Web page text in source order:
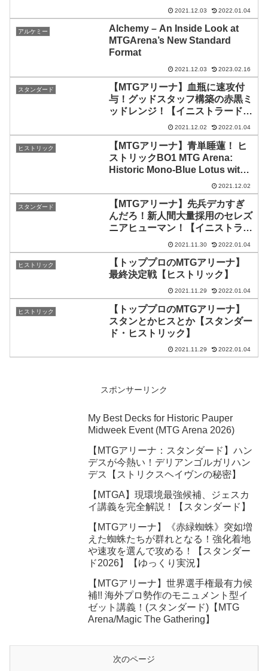
2021.12.03 2022.01.04
アルケミー
Alchemy – An Inside Look at
MTGArena’s New Standard
Format
2021.12.03 2023.02.16
スタンダード
【MTGアリーナ】血瓶に速攻付
与！グッドスタッフ構築の赤黒ミ
ッドレンジ！【イニストラード：
2021.12.02 2022.01.04
ヒストリック
【MTGアリーナ】青単睡蓮！ ヒ
ストリックBO1 MTG Arena:
Historic Mono-Blue Lotus with
Ali Aintrazi [Bo1 Format]2021.12.02
スタンダード
【MTGアリーナ】先兵デカすぎ
んだろ！新人間大量採用のセレズ
ニアヒューマン！【イニストラー
ド：真紅の契り】2021.11.30 2022.01.04
ヒストリック
【トッププロのMTGアリーナ】
最終決定戦【ヒストリック】
2021.11.29 2022.01.04
ヒストリック
【トッププロのMTGアリーナ】
スタンとかヒスとか【スタンダー
ド・ヒストリック】
2021.11.29 2022.01.04
スポンサーリンク
My Best Decks for Historic Pauper
Midweek Event (MTG Arena 2026)
【MTGアリーナ：スタンダード】ハン
デスが今熱い！デリアンゴルガリハン
デス【ストリクスヘイヴンの秘密】
【MTGA】現環境最強候補、ジェスカ
イ講義を完全解説！【スタンダード】
【MTGアリーナ】《赤緑蜘蛛》突如増
えた蜘蛛たちが群れとなる！強化着地
や速攻を選んで攻める！【スタンダー
ド2026】【ゆっくり実況】
【MTGアリーナ】世界選手権最有力候
補!! 海外プロ勢作のモニュメント型イ
ゼット講義！(スタンダード)【MTG
Arena/Magic The Gathering】
次のページ